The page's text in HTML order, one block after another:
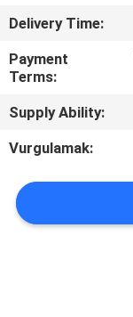
HARITASI
PRIVACY
POLICY
Delivery Time:
Payment
Terms:
Supply Ability:
Vurgulamak: